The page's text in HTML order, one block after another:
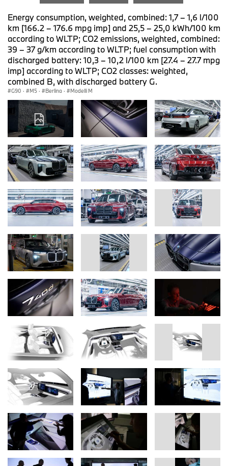
Energy consumption, weighted, combined: 1,7 – 1,6 l/100
km [166.2 – 176.6 mpg imp] and 25,5 – 25,0 kWh/100 km
according to WLTP; CO2 emissions, weighted, combined:
39 – 37 g/km according to WLTP; fuel consumption with
discharged battery: 10,3 – 10,2 l/100 km [27.4 – 27.7 mpg
imp] according to WLTP; CO2 classes: weighted,
combined B, with discharged battery G.
G90 · M5 · Berlina · Modelli M